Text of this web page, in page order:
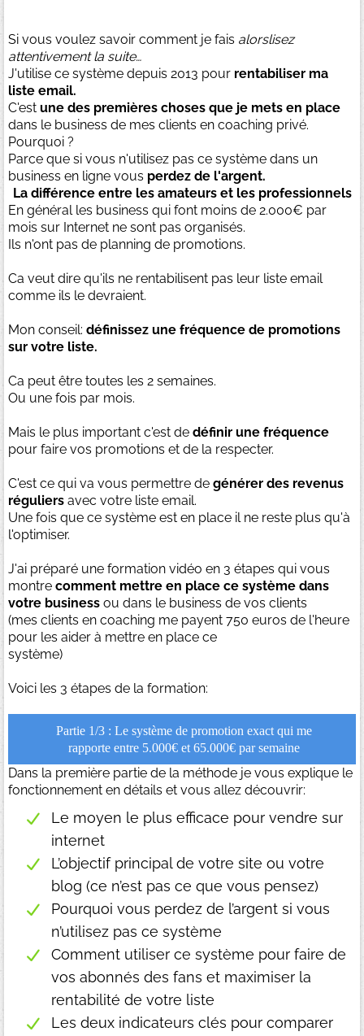
Si vous voulez savoir comment je fais alorslisez
attentivement la suite…
J'utilise ce système depuis 2013 pour rentabiliser ma
liste email.
C'est une des premières choses que je mets en place
dans le business de mes clients en coaching privé.
Pourquoi ?
Parce que si vous n'utilisez pas ce système dans un
business en ligne vous perdez de l'argent.
La différence entre les amateurs et les professionnels
En général les business qui font moins de 2.000€ par
mois sur Internet ne sont pas organisés.
Ils n'ont pas de planning de promotions.
Ca veut dire qu'ils ne rentabilisent pas leur liste email
comme ils le devraient.
Mon conseil: définissez une fréquence de promotions
sur votre liste.
Ca peut être toutes les 2 semaines.
Ou une fois par mois.
Mais le plus important c'est de définir une fréquence
pour faire vos promotions et de la respecter.
C'est ce qui va vous permettre de générer des revenus
réguliers avec votre liste email.
Une fois que ce système est en place il ne reste plus qu'à
l'optimiser.
J'ai préparé une formation vidéo en 3 étapes qui vous
montre comment mettre en place ce système dans
votre business ou dans le business de vos clients
(mes clients en coaching me payent 750 euros de l'heure
pour les aider à mettre en place ce
système)
Voici les 3 étapes de la formation:
Partie 1/3 : Le système de promotion exact qui me
rapporte entre 5.000€ et 65.000€ par semaine
Dans la première partie de la méthode je vous explique le
fonctionnement en détails et vous allez découvrir:
Le moyen le plus efficace pour vendre sur
internet
L’objectif principal de votre site ou votre
blog (ce n’est pas ce que vous pensez)
Pourquoi vous perdez de l’argent si vous
n’utilisez pas ce système
Comment utiliser ce système pour faire de
vos abonnés des fans et maximiser la
rentabilité de votre liste
Les deux indicateurs clés pour comparer